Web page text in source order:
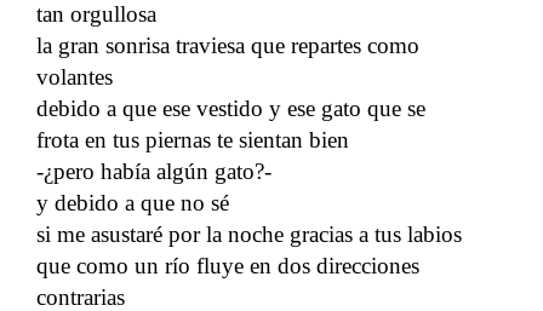
tan orgullosa
la gran sonrisa traviesa que repartes como
volantes
debido a que ese vestido y ese gato que se
frota en tus piernas te sientan bien
-¿pero había algún gato?-
y debido a que no sé
si me asustaré por la noche gracias a tus labios
que como un río fluye en dos direcciones
contrarias